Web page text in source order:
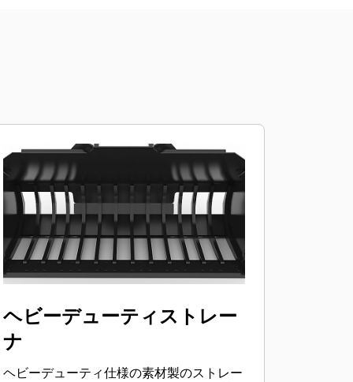
ヘビーデューティストレー
ナ
ヘビーデューティ仕様の素材製のストレー